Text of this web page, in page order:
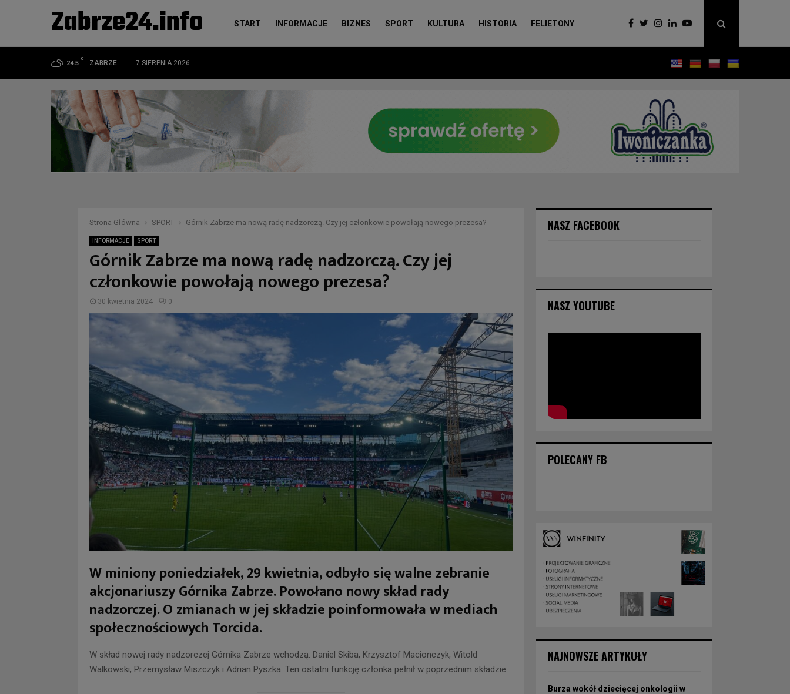
Zabrze24.info START INFORMACJE BIZNES SPORT KULTURA HISTORIA FELIETONY
24.5
C
ZABRZE 7 SIERPNIA 2026
Strona Główna SPORT Górnik Zabrze ma nową radę nadzorczą. Czy jej członkowie powołają nowego prezesa?
INFORMACJE SPORT
Górnik Zabrze ma nową radę nadzorczą. Czy jej
członkowie powołają nowego prezesa?
30 kwietnia 2024 0
W miniony poniedziałek, 29 kwietnia, odbyło się walne zebranie
akcjonariuszy Górnika Zabrze. Powołano nowy skład rady
nadzorczej. O zmianach w jej składzie poinformowała w mediach
społecznościowych Torcida.
W skład nowej rady nadzorczej Górnika Zabrze wchodzą: Daniel Skiba, Krzysztof Macionczyk, Witold
Walkowski, Przemysław Miszczyk i Adrian Pyszka. Ten ostatni funkcję członka pełnił w poprzednim składzie.
NASZ FACEBOOK
NASZ YOUTUBE
POLECANY FB
NAJNOWSZE ARTYKUŁY
Burza wokół dziecięcej onkologii w